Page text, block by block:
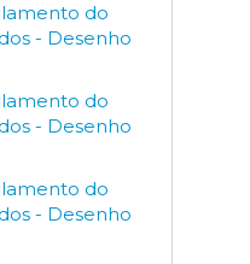
do
- Desenho
do
- Desenho
do
- Desenho